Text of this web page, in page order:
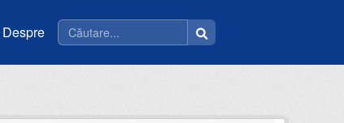
Despre